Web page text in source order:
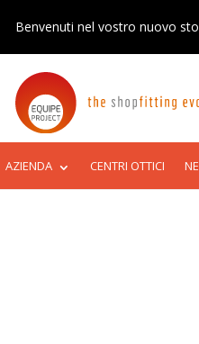
Benvenuti nel vostro nuovo
AZIENDA CENTRI OTTICI